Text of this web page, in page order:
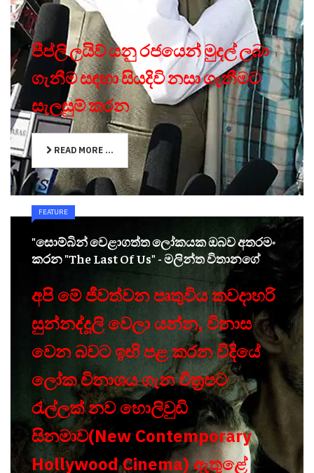
පීප්ලි ලයිව් යනු රජයෙන් මුදල් ලබා
ගැනීම සඳහා සියදිවි නසා ගැනීමට
සැලසුම් කරන
READ MORE ...
FEATURE
"සොම්බින් වෙළාගත්ත ලෝකයක ඔබව අතරමං
කරන "The Last Of Us" - මලින්ත විතානගේ
අපි මේ ජීවත්වන පෘතුවිය කවදාහරි
සුන්නද්දූලි වෙලා යන්න, විනාස
වෙන බවට ඉඟි පළ කරන විදියේ
ලෝක විනාශය ගැන චිත්‍රපට
රැල්ලක් නව හොලිවුඩි
සිනමාව(New Contemporary
Hollywood Cinema) ඇතුළේ